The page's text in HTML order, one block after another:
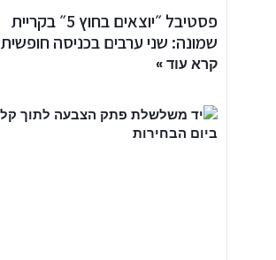
פסטיבל ״יוצאים בחוץ 5״ בקריית
שמונה: שני ערבים בכניסה חופשית
קרא עוד »